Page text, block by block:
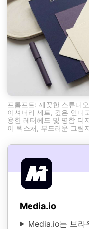
프롬프트: 깨끗한 스튜디
이셔너리 세트, 깊은 인디
용한 레터헤드 및 명함 디
이 텍스처, 부드러운 그림
Media.io
Media.io는 브라